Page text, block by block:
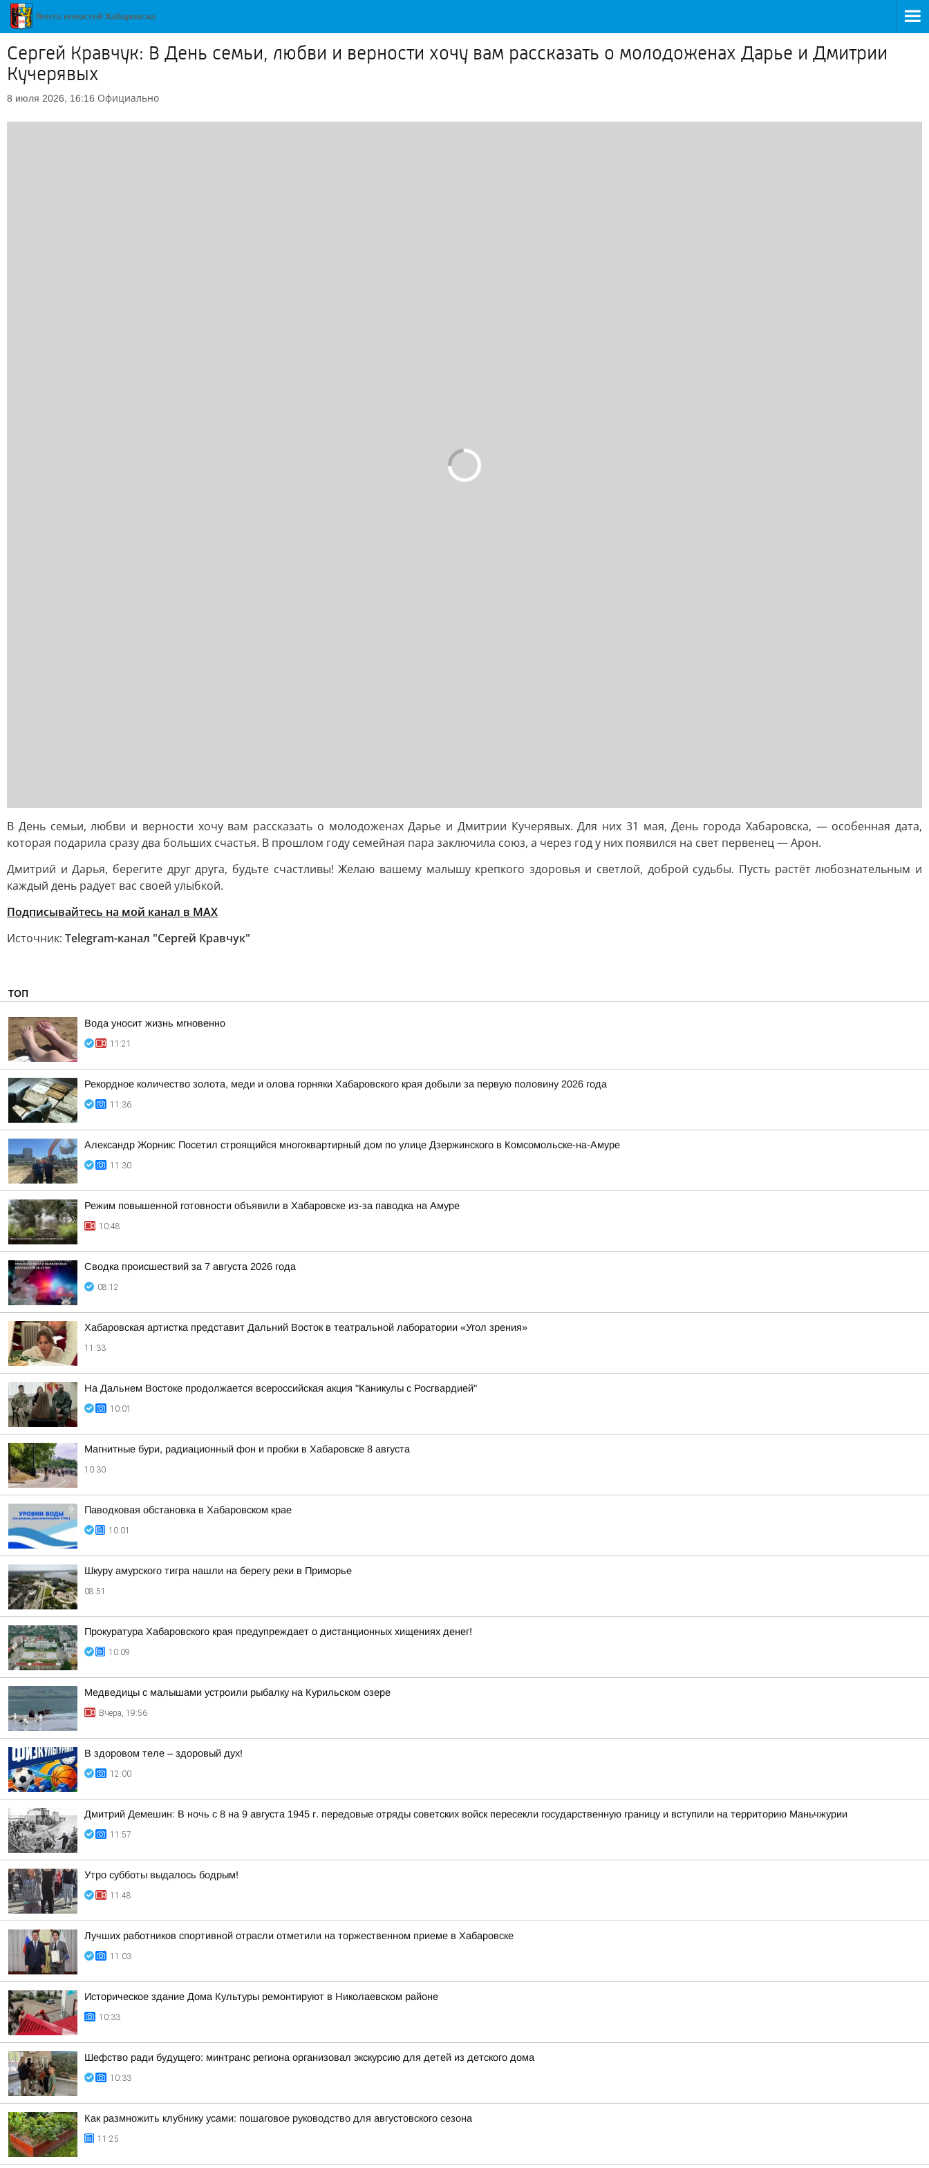
Сергей Кравчук: В День семьи, любви и верности хочу вам рассказать о молодоженах Дарье и Дмитрии
Кучерявых
8 июля 2026, 16:16 Официально
В День семьи, любви и верности хочу вам рассказать о молодоженах Дарье и Дмитрии Кучерявых. Для них 31 мая, День города Хабаровска, — особенная дата,
которая подарила сразу два больших счастья. В прошлом году семейная пара заключила союз, а через год у них появился на свет первенец — Арон.
Дмитрий и Дарья, берегите друг друга, будьте счастливы! Желаю вашему малышу крепкого здоровья и светлой, доброй судьбы. Пусть растёт любознательным и
каждый день радует вас своей улыбкой.
Подписывайтесь на мой канал в МАХ
Источник: Telegram-канал "Сергей Кравчук"
ТОП
Вода уносит жизнь мгновенно
11:21
Рекордное количество золота, меди и олова горняки Хабаровского края добыли за первую половину 2026 года
11:36
Александр Жорник: Посетил строящийся многоквартирный дом по улице Дзержинского в Комсомольске-на-Амуре
11:30
Режим повышенной готовности объявили в Хабаровске из-за паводка на Амуре
10:48
Сводка происшествий за 7 августа 2026 года
08:12
Хабаровская артистка представит Дальний Восток в театральной лаборатории «Угол зрения»
11:33
На Дальнем Востоке продолжается всероссийская акция "Каникулы с Росгвардией"
10:01
Магнитные бури, радиационный фон и пробки в Хабаровске 8 августа
10:30
Паводковая обстановка в Хабаровском крае
10:01
Шкуру амурского тигра нашли на берегу реки в Приморье
08:51
Прокуратура Хабаровского края предупреждает о дистанционных хищениях денег!
10:09
Медведицы с малышами устроили рыбалку на Курильском озере
Вчера, 19:56
В здоровом теле – здоровый дух!
12:00
Дмитрий Демешин: В ночь с 8 на 9 августа 1945 г. передовые отряды советских войск пересекли государственную границу и вступили на территорию Маньчжурии
11:57
Утро субботы выдалось бодрым!
11:48
Лучших работников спортивной отрасли отметили на торжественном приеме в Хабаровске
11:03
Историческое здание Дома Культуры ремонтируют в Николаевском районе
10:33
Шефство ради будущего: минтранс региона организовал экскурсию для детей из детского дома
10:33
Как размножить клубнику усами: пошаговое руководство для августовского сезона
11:25